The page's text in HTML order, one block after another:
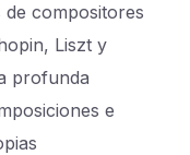
de compositores
Liszt y
profunda
e